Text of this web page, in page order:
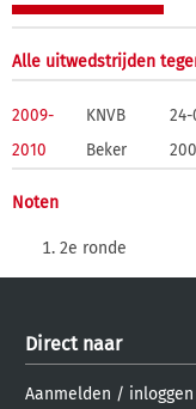
Alle uitwedstrijden
2009-
2010
KNVB
Beker
Noten
2e ronde
Direct naar
Aanmelden / inloggen